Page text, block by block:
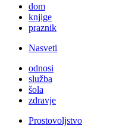
dom
knjige
praznik
Nasveti
odnosi
služba
šola
zdravje
Prostovoljstvo